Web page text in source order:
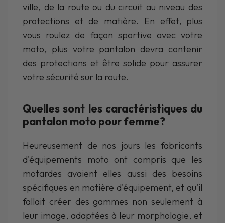
ville, de la route ou du circuit au niveau des
protections et de matière. En effet, plus
vous roulez de façon sportive avec votre
moto, plus votre pantalon devra contenir
des protections et être solide pour assurer
votre sécurité sur la route.
Quelles sont les caractéristiques du
pantalon moto pour femme?
Heureusement de nos jours les fabricants
d'équipements moto ont compris que les
motardes avaient elles aussi des besoins
spécifiques en matière d'équipement, et qu'il
fallait créer des gammes non seulement à
leur image, adaptées à leur morphologie, et